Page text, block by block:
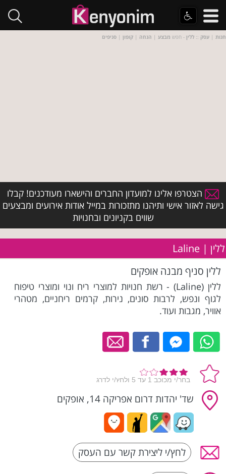
חנות | עסק :: ללין - חפש מבצע | הנחה | קופון | סניפים
הצטרפו אלינו למועדון החברים והישארו מעודכנים! קבלו
גישה לאזור אישי ותיהנו מתזכורות במייל אודות אירועים ומבצעים
שווים בקניונים ובחנויות
ללין | Laline
ללין סניף מבנה אופקים
ללין (Laline) - רשת חנויות למוצרי ריח ונוי ומוצרי טיפוח
לגוף ונפש, לרבות סונים, נירות, קרמים ריחניים, מטהרי
אוויר, מגבות ועוד.
שד' יהדות דרום אפריקה 14, אופקים
לחץ/י ליצירת קשר עם העסק